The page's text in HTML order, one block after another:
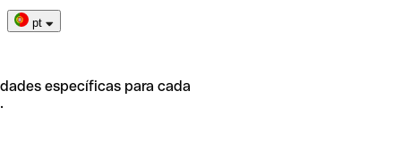
pt
específicas para cada